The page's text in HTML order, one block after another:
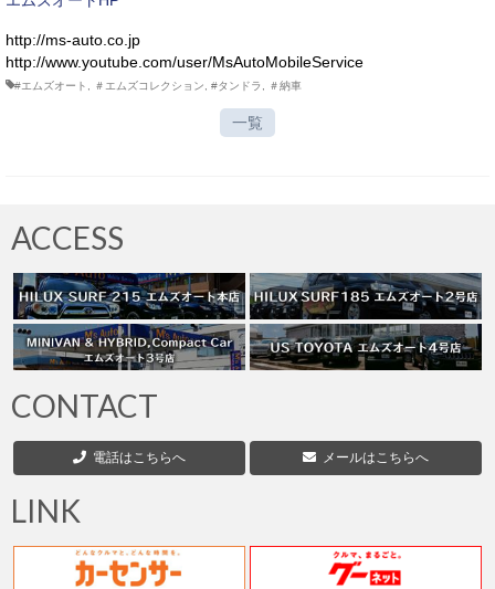
http://ms-auto.co.jp
http://www.youtube.com/user/MsAutoMobileService
#エムズオート ＃エムズコレクション #タンドラ ＃納車
一覧
ACCESS
CONTACT
電話はこちらへ メールはこちらへ
LINK